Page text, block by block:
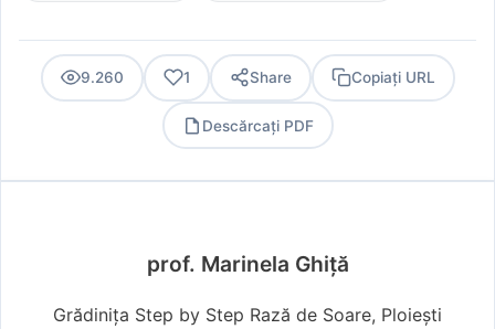
9.260 1 Share Copiați URL
Descărcați PDF
prof. Marinela Ghiţă
Grădinița Step by Step Rază de Soare, Ploiești